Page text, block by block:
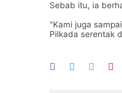
Sebab itu, ia
"Kami juga
Pilkada serentak